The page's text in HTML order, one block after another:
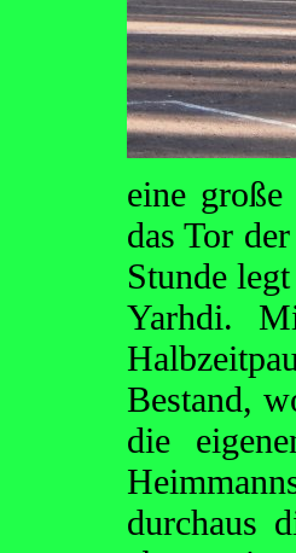
eine
das Tor
Stunde
Yarhdi.
Bestand,
die
durchaus